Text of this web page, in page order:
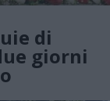
di
giorni